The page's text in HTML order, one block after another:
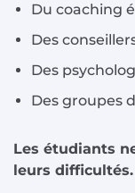
Du coaching
Des
Des
Des groupes
Les étudiants
leurs difficultés.